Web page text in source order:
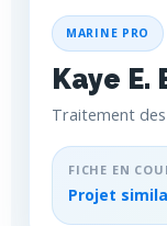
MARINE PRO
Kaye E.
Traitement
FICHE EN
Projet